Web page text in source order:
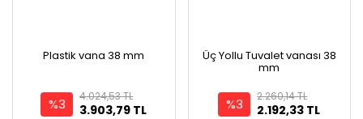
Plastik vana 38 mm
%3 3.903,79 TL
4.024,53 TL
Üç Yollu Tuvalet vanası 38
mm
%3 2.192,33 TL
2.260,14 TL